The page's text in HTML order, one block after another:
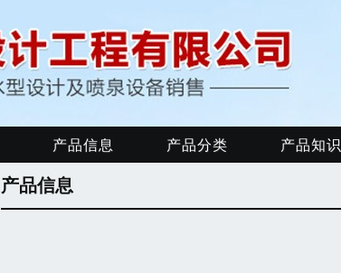
产品信息 产品分类 产品知识
产品信息